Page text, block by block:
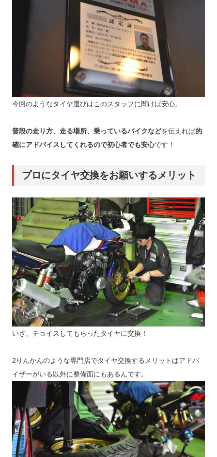
今回のようなタイヤ選びはこのスタッフに聞けば安心。
普段の走り方、走る場所、乗っているバイクなどを伝えれば的
確にアドバイスしてくれるので初心者でも安心です！
プロにタイヤ交換をお願いするメリット
いざ、チョイスしてもらったタイヤに交換！
2りんかんのような専門店でタイヤ交換するメリットはアドバ
イザーがいる以外に整備面にもあるんです。